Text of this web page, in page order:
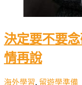
決定要不要
情再說
海外學習, 留遊學準備